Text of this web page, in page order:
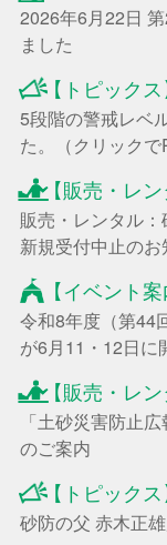
2026年6月22日
ました
【トピックス
5段階の警戒レベ
た。（クリックで
【販売・レン
販売・レンタル：
新規受付中止の
【イベント案
令和8年度（第44
が6月11・12日に
【販売・レン
「土砂災害防止
のご案内
【トピックス
砂防の父 赤木正